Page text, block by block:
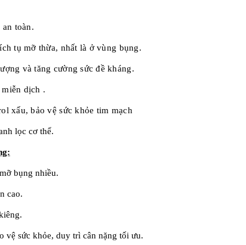
toàn.
tụ mỡ thừa, nhất là ở vùng bụng.
và tăng cường sức đề kháng.
dịch .
xấu, bảo vệ sức khỏe tim mạch
lọc cơ thể.
bụng nhiều.
cao.
vệ sức khỏe, duy trì cân nặng tối ưu.